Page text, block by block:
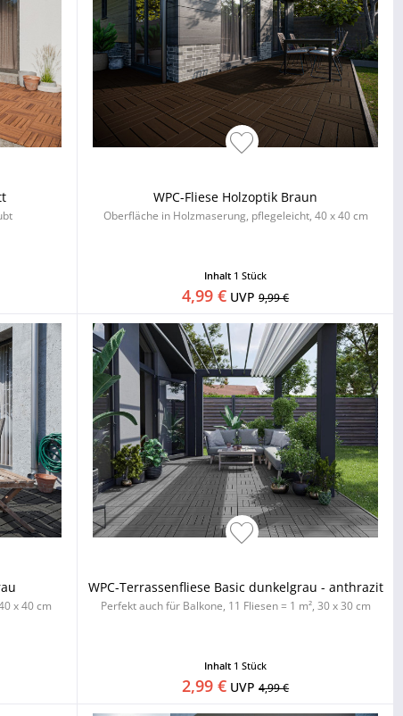
WPC-Fliese Holzoptik Braun
Oberfläche in Holzmaserung, pflegeleicht, 40 x 40 cm
Inhalt 1 Stück
4,99 € UVP9,99 €
x 40 cm
WPC-Terrassenfliese Basic dunkelgrau - anthrazit
Perfekt auch für Balkone, 11 Fliesen = 1 m², 30 x 30 cm
Inhalt 1 Stück
2,99 € UVP4,99 €